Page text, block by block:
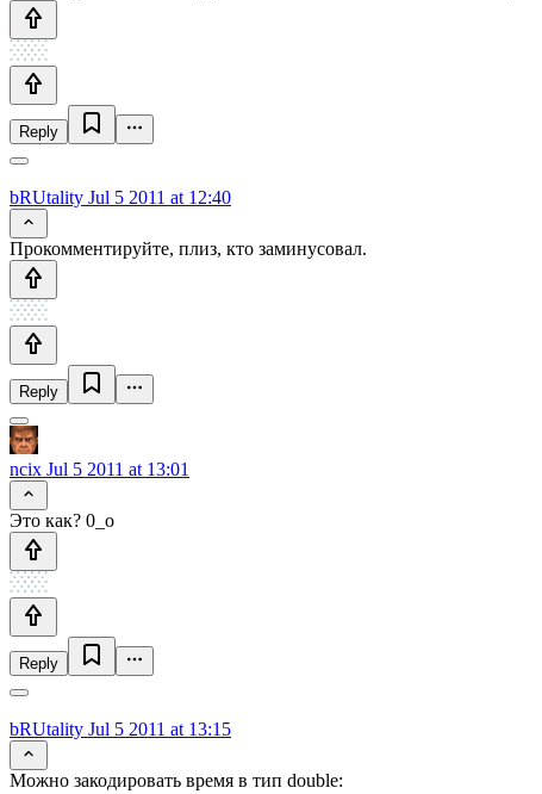
Reply
bRUtality Jul 5 2011 at 12:40
Прокомментируйте, плиз, кто заминусовал.
Reply
ncix Jul 5 2011 at 13:01
Это как? 0_о
Reply
bRUtality Jul 5 2011 at 13:15
Можно закодировать время в тип double: